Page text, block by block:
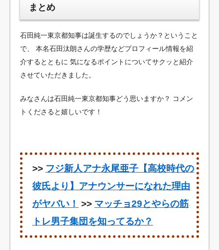
まとめ
石田純一東京都知事は誕生するのでしょうか？ということ
で、
本名石田汰朗さんの学歴などプロフィール情報を紹
介するとともに 気になるポイントについてサクッと紹介
させていただきました。
みなさんは石田純一東京都知事どう思いますか？ コメン
トくださると嬉しいです！
>> フジ新人アナ永尾亜子【高校時代の
彼氏より】アナウンサーになれた理由
がヤバい！ >> マッチョ29とやらの筋
トレ男子集団を知ってるか？